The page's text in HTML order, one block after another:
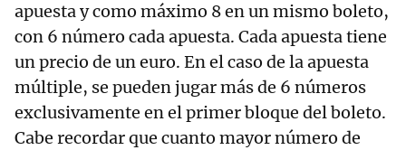
apuesta y como máximo 8 en un mismo boleto,
con 6 número cada apuesta. Cada apuesta tiene
un precio de un euro. En el caso de la apuesta
múltiple, se pueden jugar más de 6 números
exclusivamente en el primer bloque del boleto.
Cabe recordar que cuanto mayor número de